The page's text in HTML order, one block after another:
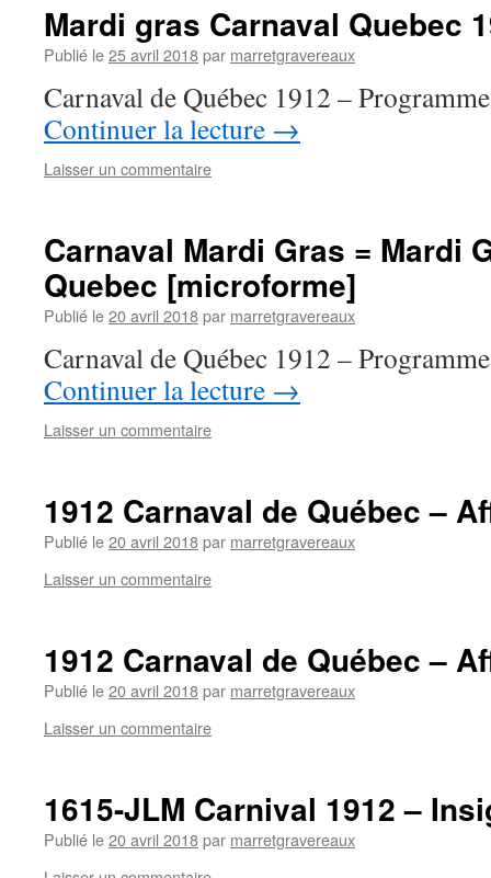
Mardi gras Carnaval Quebec
Publié le25 avril 2018par marretgravereaux
Carnaval de Québec 1912 –
Continuer la lecture →
Laisser un commentaire
Carnaval Mardi Gras = Mardi
Quebec [microforme]
Publié le20 avril 2018par marretgravereaux
Carnaval de Québec 1912 –
Continuer la lecture →
Laisser un commentaire
1912 Carnaval de Québec –
Publié le20 avril 2018par marretgravereaux
Laisser un commentaire
1912 Carnaval de Québec –
Publié le20 avril 2018par marretgravereaux
Laisser un commentaire
1615-JLM Carnival 1912 –
Publié le20 avril 2018par marretgravereaux